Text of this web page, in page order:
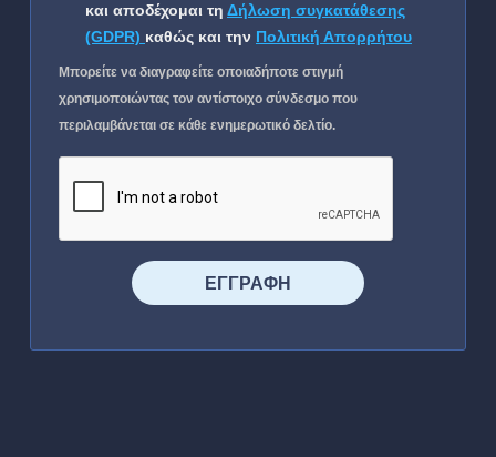
και αποδέχομαι τη Δήλωση συγκατάθεσης
(GDPR) καθώς και την Πολιτική Απορρήτου
Μπορείτε να διαγραφείτε οποιαδήποτε στιγμή
χρησιμοποιώντας τον αντίστοιχο σύνδεσμο που
περιλαμβάνεται σε κάθε ενημερωτικό δελτίο.
⠀⠀⠀⠀ΕΓΓΡΑΦΗ⠀⠀⠀⠀